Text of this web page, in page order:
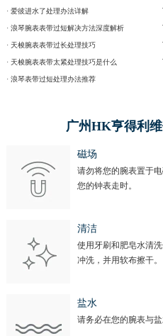
· 爱彼进水了处理办法详解
· 浪琴腕表表带过短解决方法深度解析
· 天梭腕表表带过长处理技巧
· 天梭腕表表带太紧处理技巧是什么
· 浪琴表带过短处理办法推荐
广州HK亨得利
磁场
请勿将您的腕表置于
您的钟表走时。
清洁
使用牙刷和肥皂水清
冲洗，并用软布擦干。
盐水
请务必在您的腕表与